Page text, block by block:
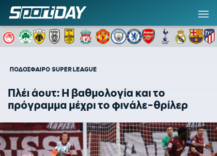
ΠΟΔΟΣΦΑΙΡΟ SUPER LEAGUE
Πλέι άουτ: Η βαθμολογία και το
πρόγραμμα μέχρι το φινάλε-θρίλερ